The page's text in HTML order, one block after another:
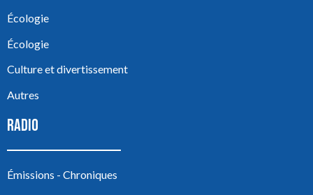
Écologie
Écologie
Culture et divertissement
Autres
RADIO
Émissions - Chroniques